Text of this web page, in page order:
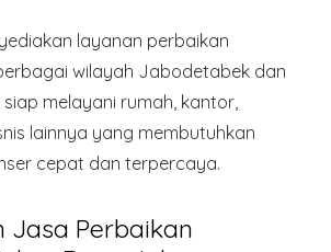
layanan perbaikan
wilayah Jabodetabek dan
melayani rumah, kantor,
lainnya yang membutuhkan
cepat dan terpercaya.
Jasa Perbaikan